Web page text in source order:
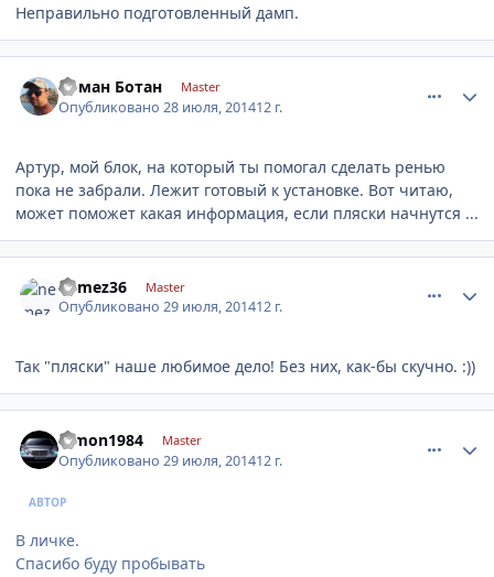
Неправильно подготовленный дамп.
Роман Ботан Master
Опубликовано28 июля, 201412 г.
Артур, мой блок, на который ты помогал сделать ренью
пока не забрали. Лежит готовый к установке. Вот читаю,
может поможет какая информация, если пляски начнутся ...
nemez36 Master
Опубликовано29 июля, 201412 г.
Так "пляски" наше любимое дело! Без них, как-бы скучно. :))
dimon1984 Master
Опубликовано29 июля, 201412 г.
АВТОР
В личке.
Спасибо буду пробывать